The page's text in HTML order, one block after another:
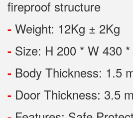
fireproof structure
- Weight: 12Kg ± 2Kg
- Size: H 200 * W 430
- Body Thickness: 1.5
- Door Thickness: 3.5